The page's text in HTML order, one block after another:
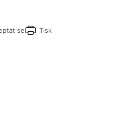
Tisk
se